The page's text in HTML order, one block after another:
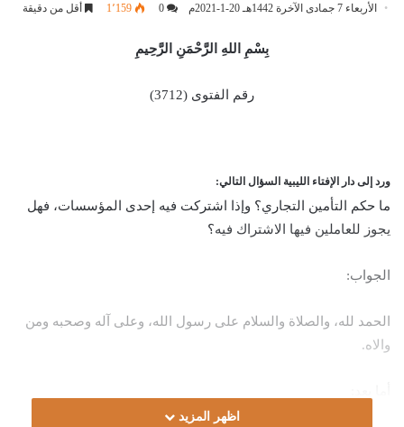
الأربعاء 7 جمادى الآخرة 1442هـ 20-1-2021م 0 1٬159 أقل من دقيقة
بِسْمِ اللهِ الرَّحْمَنِ الرَّحِيمِ
رقم الفتوى (3712)
ورد إلى دار الإفتاء الليبية السؤال التالي:
ما حكم التأمين التجاري؟ وإذا اشتركت فيه إحدى المؤسسات، فهل
يجوز للعاملين فيها الاشتراك فيه؟
الجواب:
الحمد لله، والصلاة والسلام على رسول الله، وعلى آله وصحبه ومن
والاه.
اظهر المزيد